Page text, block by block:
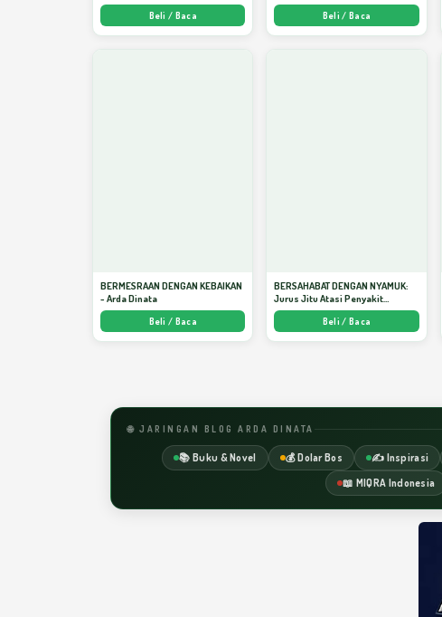
Beli / Baca Beli / Baca
BERMESRAAN DENGAN KEBAIKAN
- Arda Dinata
Beli / Baca
BERSAHABAT DENGAN NYAMUK:
Jurus Jitu Atasi Penyakit
Bersumber Nyamuk - Arda Dinata
Beli / Baca
🌐 JARINGAN BLOG ARDA DINATA
📚 Buku & Novel 💰 Dolar Bos ✍️ Inspirasi
📖 MIQRA Indonesia